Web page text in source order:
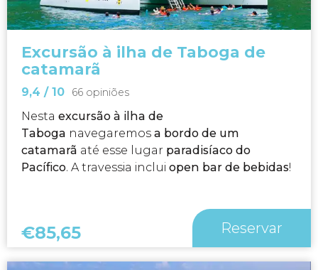
Excursão à ilha de Taboga de
catamarã
9,4 / 10 66 opiniões
Nesta excursão à ilha de
Taboga navegaremos a bordo de um
catamarã até esse lugar paradisíaco do
Pacífico. A travessia inclui open bar de bebidas!
€85,65 Reservar